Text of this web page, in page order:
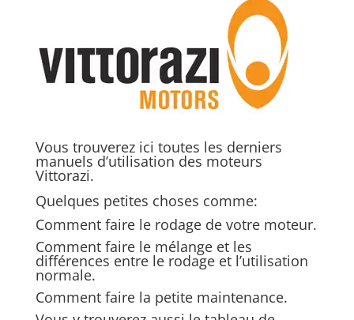
Vous trouverez ici toutes les derniers
manuels d’utilisation des moteurs
Vittorazi.
Quelques petites choses comme:
Comment faire le rodage de votre moteur.
Comment faire le mélange et les
différences entre le rodage et l’utilisation
normale.
Comment faire la petite maintenance.